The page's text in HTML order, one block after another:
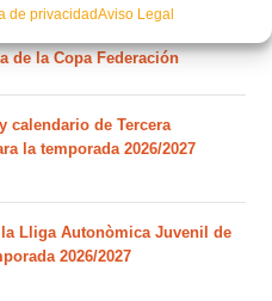
de privacidadAviso Legal
de la Copa Federación
calendario de Tercera
la temporada 2026/2027
Lliga Autonòmica Juvenil de
2026/2027